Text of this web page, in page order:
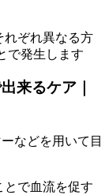
れぞれ異なる方
で発生します
来るケア｜
などを用いて目
で血流を促す